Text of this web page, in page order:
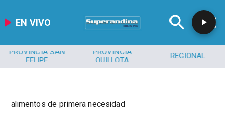
EN VIVO
PROVINCIA SAN
FELIPE
PROVINCIA
QUILLOTA
REGIONAL
alimentos de primera necesidad